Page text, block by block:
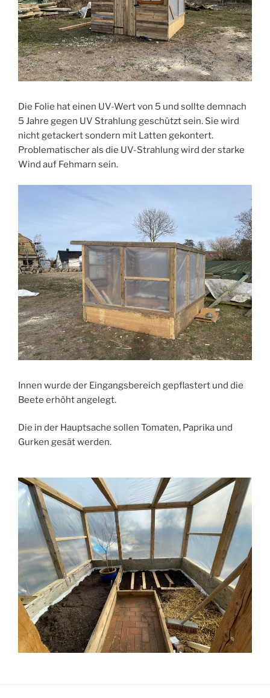
Die Folie hat einen UV-Wert von 5 und sollte demnach
5 Jahre gegen UV Strahlung geschützt sein. Sie wird
nicht getackert sondern mit Latten gekontert.
Problematischer als die UV-Strahlung wird der starke
Wind auf Fehmarn sein.
Innen wurde der Eingangsbereich gepflastert und die
Beete erhöht angelegt.
Die in der Hauptsache sollen Tomaten, Paprika und
Gurken gesät werden.